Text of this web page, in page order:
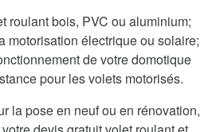
roulant bois, PVC ou aluminium;
motorisation électrique ou solaire;
de votre domotique
pour les volets motorisés.
la pose en neuf ou en rénovation,